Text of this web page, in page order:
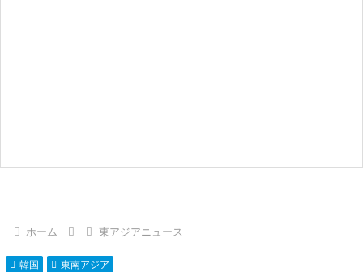
ホーム 東アジアニュース
韓国 東南アジア